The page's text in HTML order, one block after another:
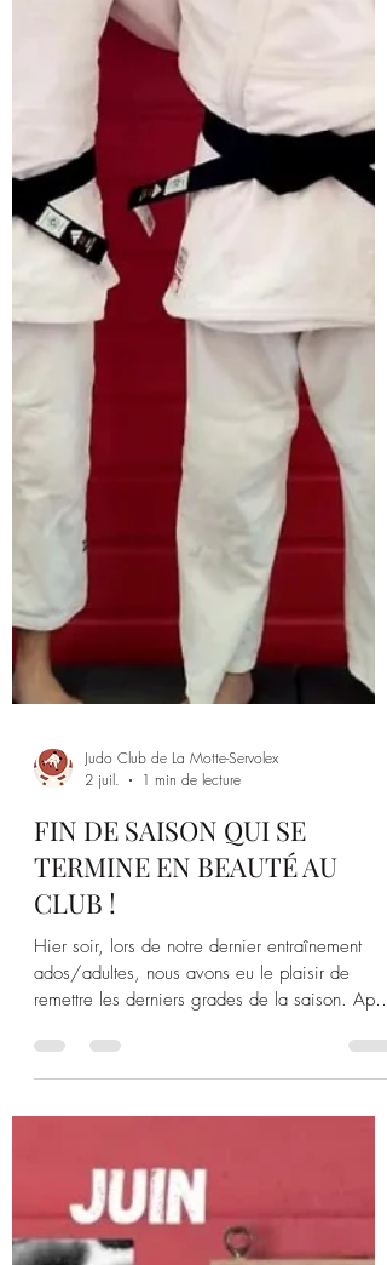
2 juil.
CLUB !
Hier soir, lors de notre dernier entraînement
ados/adultes, nous avons eu le plaisir de